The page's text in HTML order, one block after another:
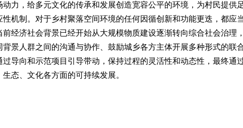
动力，给多元文化的传承和发展创造宽容公平的环境，为村民提供
性机制。对于乡村聚落空间环境的任何因循创新和功能更迭，都应
经济社会背景已经开始从大规模物质建设逐渐转向综合社会治理
背景人群之间的沟通与协作、鼓励城乡各方主体开展多种形式的联
过导向和示范项目引导带动，保持过程的灵活性和动态性，最终通
态、文化各方面的可持续发展。